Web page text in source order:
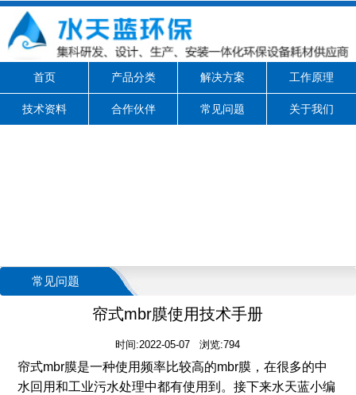
首页 产品分类 解决方案 工作原理
技术资料 合作伙伴 常见问题 关于我们
常见问题
帘式mbr膜使用技术手册
时间:2022-05-07 浏览:794
帘式mbr膜是一种使用频率比较高的mbr膜，在很多的中
水回用和工业污水处理中都有使用到。接下来水天蓝小编